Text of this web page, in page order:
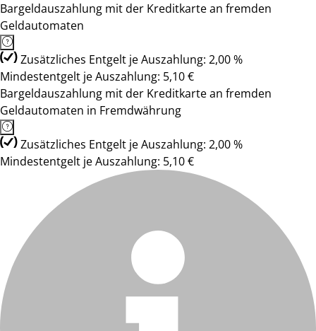
Bargeldauszahlung mit der Kreditkarte an fremden
Geldautomaten
Zusätzliches Entgelt je Auszahlung: 2,00 %
Mindestentgelt je Auszahlung: 5,10 €
Bargeldauszahlung mit der Kreditkarte an fremden
Geldautomaten in Fremdwährung
Zusätzliches Entgelt je Auszahlung: 2,00 %
Mindestentgelt je Auszahlung: 5,10 €